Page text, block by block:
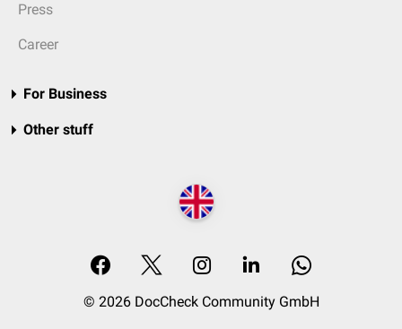
Press
Career
For Business
Other stuff
© 2026 DocCheck Community GmbH